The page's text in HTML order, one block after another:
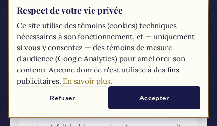
maintenant – où les morts entendront la voix
du Fils de Dieu, et ceux qui l’auront entendue
vivront.
26
Comme le Père, en effet, a la vie en
lui-même, ainsi a-t-il donné au Fils d’avoir, lui
aussi, la vie en lui-même ;27 et il lui a donné
pouvoir d’exercer le jugement, parce qu’il est
le Fils de l’homme.28Ne soyez pas étonnés ;
l’heure vient où tous ceux qui sont dans les
Respect de votre vie privée
Ce site utilise des témoins (cookies) techniques
nécessaires à son fonctionnement, et — uniquement
si vous y consentez — des témoins de mesure
d'audience (Google Analytics) pour améliorer son
contenu. Aucune donnée n'est utilisée à des fins
publicitaires. En savoir plus.
Refuser Accepter